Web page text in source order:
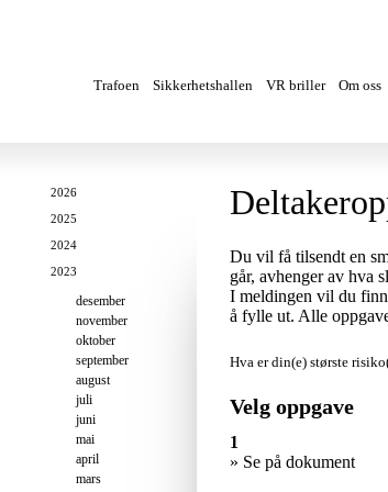
Trafoen Sikkerhetshallen VR briller Om oss
2026
2025
2024
2023
desember
november
oktober
september
august
juli
juni
mai
april
mars
Du vil få tilsendt en
går, avhenger av hva
I meldingen vil du
å fylle ut. Alle
Hva er din(e) største
Velg oppgave
1
» Se på dokument